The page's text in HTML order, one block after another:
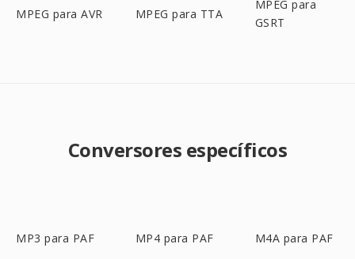
MPEG para AVR MPEG para TTA
MPEG para
GSRT
Conversores específicos
MP3 para PAF MP4 para PAF M4A para PAF